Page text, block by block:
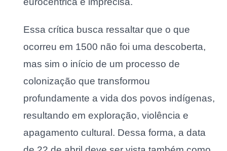
Essa crítica busca ressaltar que o que
ocorreu em 1500 não foi uma descoberta,
mas sim o início de um processo de
colonização que transformou
profundamente a vida dos povos indígenas,
resultando em exploração, violência e
apagamento cultural. Dessa forma, a data